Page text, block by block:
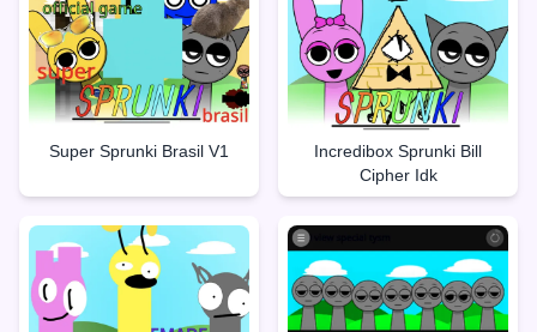
Super Sprunki Brasil V1
Incredibox Sprunki Bill
Cipher Idk